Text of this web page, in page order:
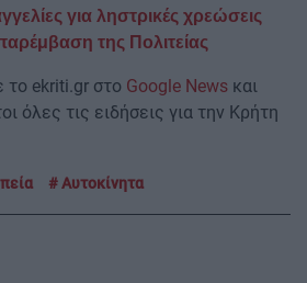
για ληστρικές χρεώσεις
της Πολιτείας
το ekriti.gr στο Google News και
όλες τις ειδήσεις για την Κρήτη
Αυτοκίνητα